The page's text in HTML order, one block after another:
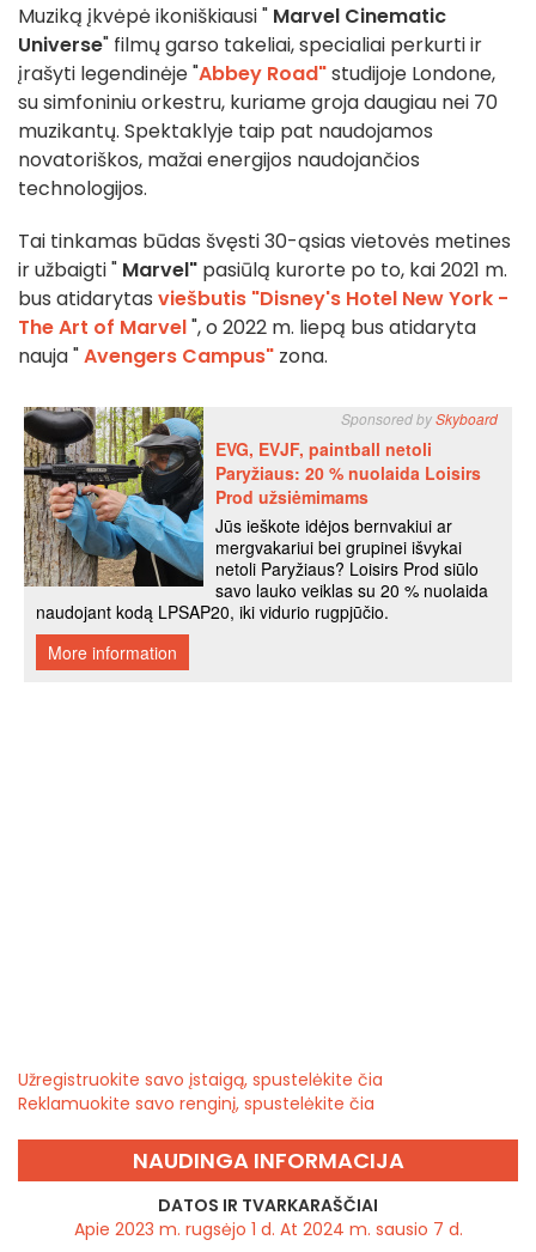
Muziką įkvėpė ikoniškiausi " Marvel Cinematic
Universe" filmų garso takeliai, specialiai perkurti ir
įrašyti legendinėje "Abbey Road"studijoje Londone,
su simfoniniu orkestru, kuriame groja daugiau nei 70
muzikantų. Spektaklyje taip pat naudojamos
novatoriškos, mažai energijos naudojančios
technologijos.
Tai tinkamas būdas švęsti 30-ąsias vietovės metines
ir užbaigti " Marvel" pasiūlą kurorte po to, kai 2021 m.
bus atidarytas viešbutis "Disney's Hotel New York -
The Art of Marvel", o 2022 m. liepą bus atidaryta
nauja "Avengers Campus" zona.
Užregistruokite savo įstaigą, spustelėkite čia
Reklamuokite savo renginį, spustelėkite čia
NAUDINGA INFORMACIJA
DATOS IR TVARKARAŠČIAI
Apie 2023 m. rugsėjo 1 d. At 2024 m. sausio 7 d.